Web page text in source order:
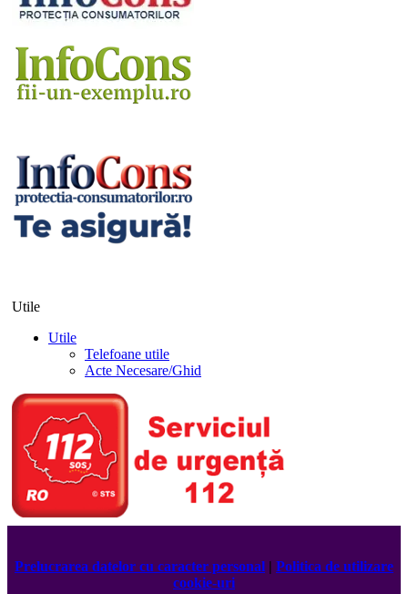
Utile
Utile
Telefoane utile
Acte Necesare/Ghid
Prelucrarea datelor cu caracter personal | Politica de utilizare
cookie-uri